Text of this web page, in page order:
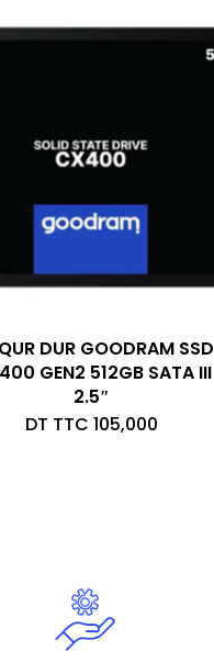
DUR GOODRAM SSD
GEN2 512GB SATA III
2.5″
DT TTC 105,000